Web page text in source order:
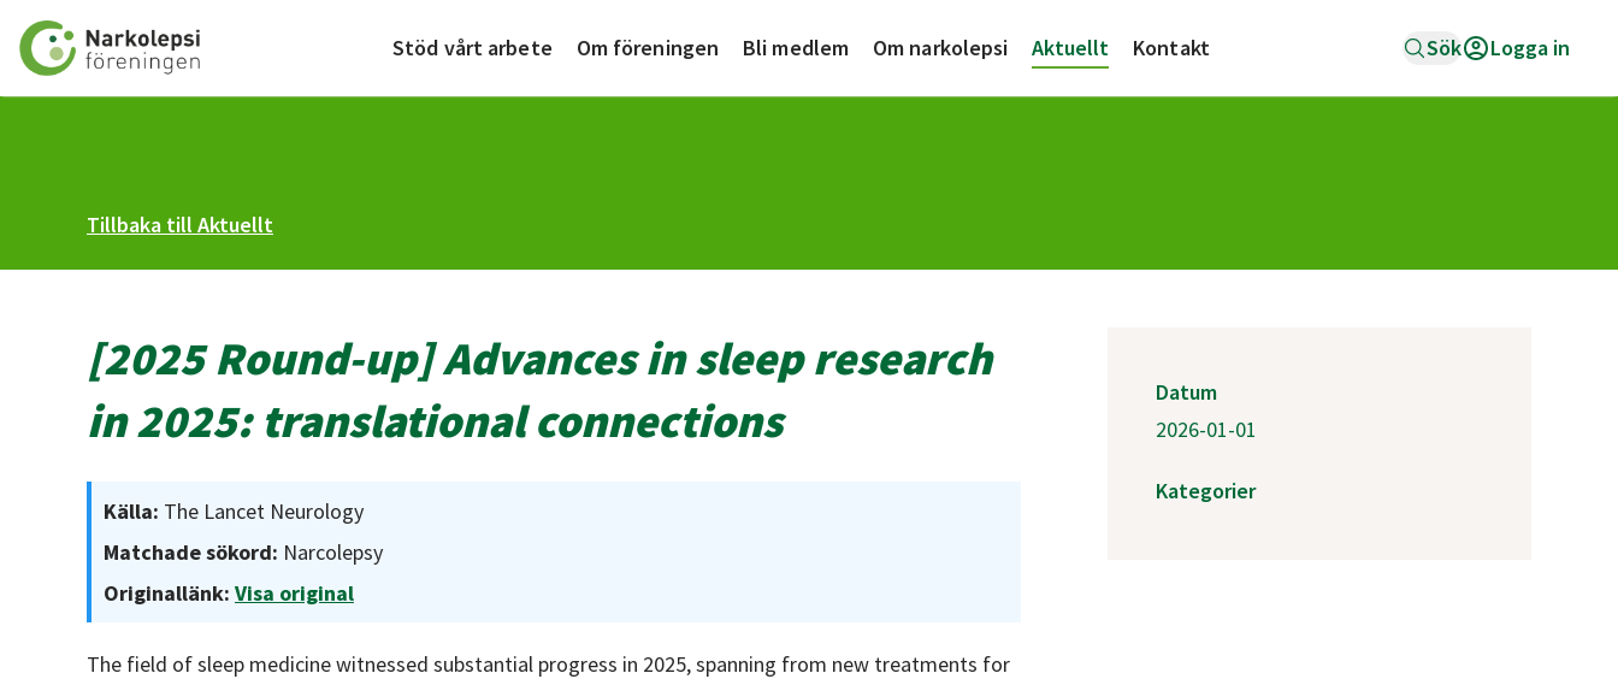
Till startsidan Stöd vårt arbete Om föreningen Bli medlem Om narkolepsi Aktuellt Kontakt Sök Logga in
Tillbaka till Aktuellt
[2025 Round-up] Advances in sleep research
in 2025: translational connections
Källa: The Lancet Neurology
Matchade sökord: Narcolepsy
Originallänk: Visa original
The field of sleep medicine witnessed substantial progress in 2025, spanning from new treatments for
Datum
2026-01-01
Kategorier